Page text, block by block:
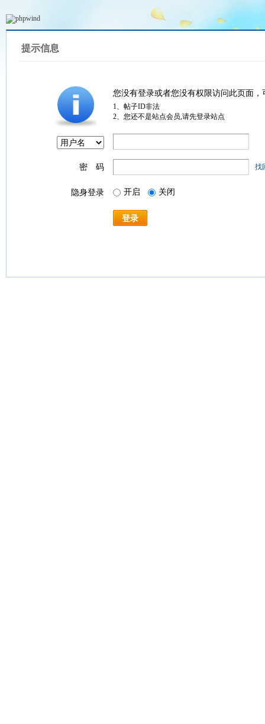
提示信息
您没有登录或者您没有权限访问此页面
1、帖子ID非法
2、您还不是站点会员,请先登录站点
密 码 找
隐身登录 开启 关闭
登录